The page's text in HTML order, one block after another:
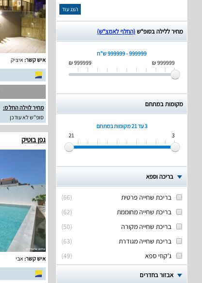
הצג עוד
מחיר ללילה בסופ“ש(החלף לאמצ“ש)
999999 - 999999 ש"ח
999999 ₪
999999 ₪
מקומות במתחם
3 עד 21
מקומות במתחם
3
21
בריכה וספא
(
66
)
בריכת שחייה פרטית
(
62
)
בריכת שחייה מחוממת
(
50
)
בריכת שחייה מקורה
(
63
)
בריכת שחייה מגודרת
(
49
) ג'קוזי ספא
אבזור בחדרים
איש קשר: איציק
מחיר לוילה החל מ:
סופ"ש לא עודכן
גפן בוטיק
איש קשר: אבי